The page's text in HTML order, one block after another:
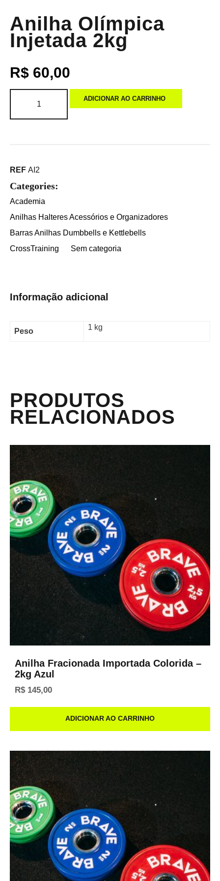
Anilha Olímpica
Injetada 2kg
R$ 60,00
ADICIONAR AO CARRINHO
REF AI2
Categories:
Academia
Anilhas Halteres Acessórios e Organizadores
Barras Anilhas Dumbbells e Kettlebells
CrossTraining
Sem categoria
Informação adicional
Peso 1 kg
PRODUTOS
RELACIONADOS
Anilha Fracionada Importada Colorida –
2kg Azul
R$145,00
ADICIONAR AO CARRINHO